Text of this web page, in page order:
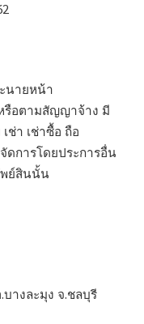
นายหน้า
รือตามสัญญาจ้าง มี
ช่า เช่าซื้อ ถือ
ดการโดยประการอื่น
ย์สินนั้น
บางละมุง จ.ชลบุรี